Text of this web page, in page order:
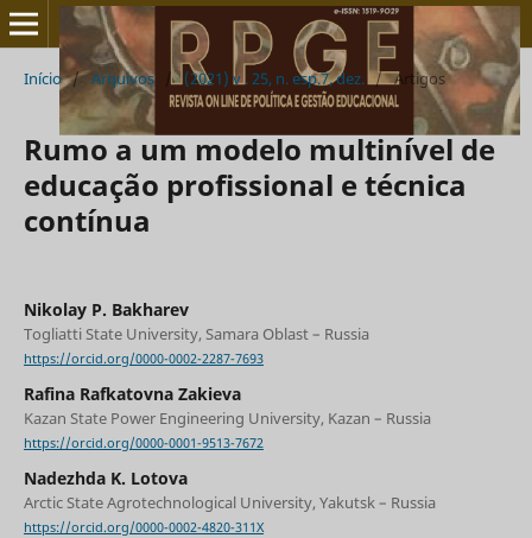
Início / Arquivos / (2021) v . 25, n. esp.7, dez. / Artigos
Rumo a um modelo multinível de
educação profissional e técnica
contínua
Nikolay P. Bakharev
Togliatti State University, Samara Oblast – Russia
https://orcid.org/0000-0002-2287-7693
Rafina Rafkatovna Zakieva
Kazan State Power Engineering University, Kazan – Russia
https://orcid.org/0000-0001-9513-7672
Nadezhda K. Lotova
Arctic State Agrotechnological University, Yakutsk – Russia
https://orcid.org/0000-0002-4820-311X